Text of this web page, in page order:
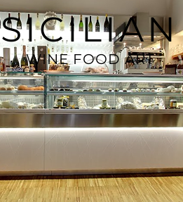
SICILIAN
WINE FOOD ART